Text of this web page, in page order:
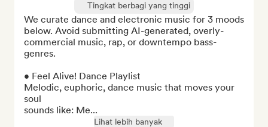
Tingkat berbagi yang tinggi
We curate dance and electronic music for 3 moods
below. Avoid submitting AI-generated, overly-
commercial music, rap, or downtempo bass-
genres.
• Feel Alive! Dance Playlist
Melodic, euphoric, dance music that moves your
soul
sounds like: Me...
Lihat lebih banyak